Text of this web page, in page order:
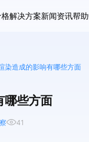
解决方案新闻资讯帮
染造成的影响有哪些方面
哪些方面
41